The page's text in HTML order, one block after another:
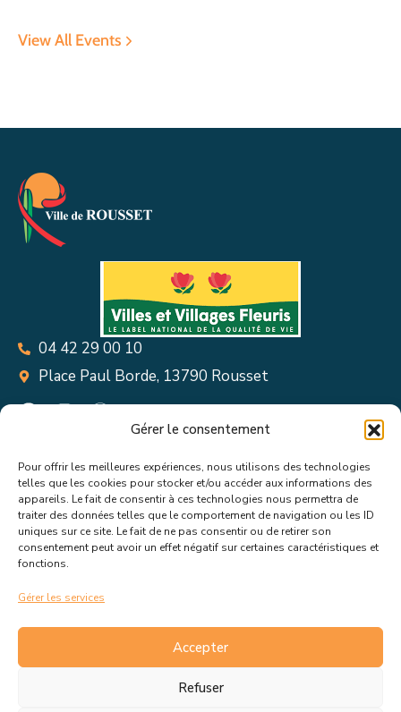
Gérer le consentement
Pour offrir les meilleures expériences, nous utilisons des technologies
telles que les cookies pour stocker et/ou accéder aux informations des
appareils. Le fait de consentir à ces technologies nous permettra de
traiter des données telles que le comportement de navigation ou les ID
uniques sur ce site. Le fait de ne pas consentir ou de retirer son
consentement peut avoir un effet négatif sur certaines caractéristiques et
fonctions.
Gérer les services
Accepter
Refuser
View All Events
04 42 29 00 10
Place Paul Borde, 13790 Rousset
Suivez toutes les informations &
actualités de votre ville !
mairie de Rousset. En savoir plus sur la gestion de mes